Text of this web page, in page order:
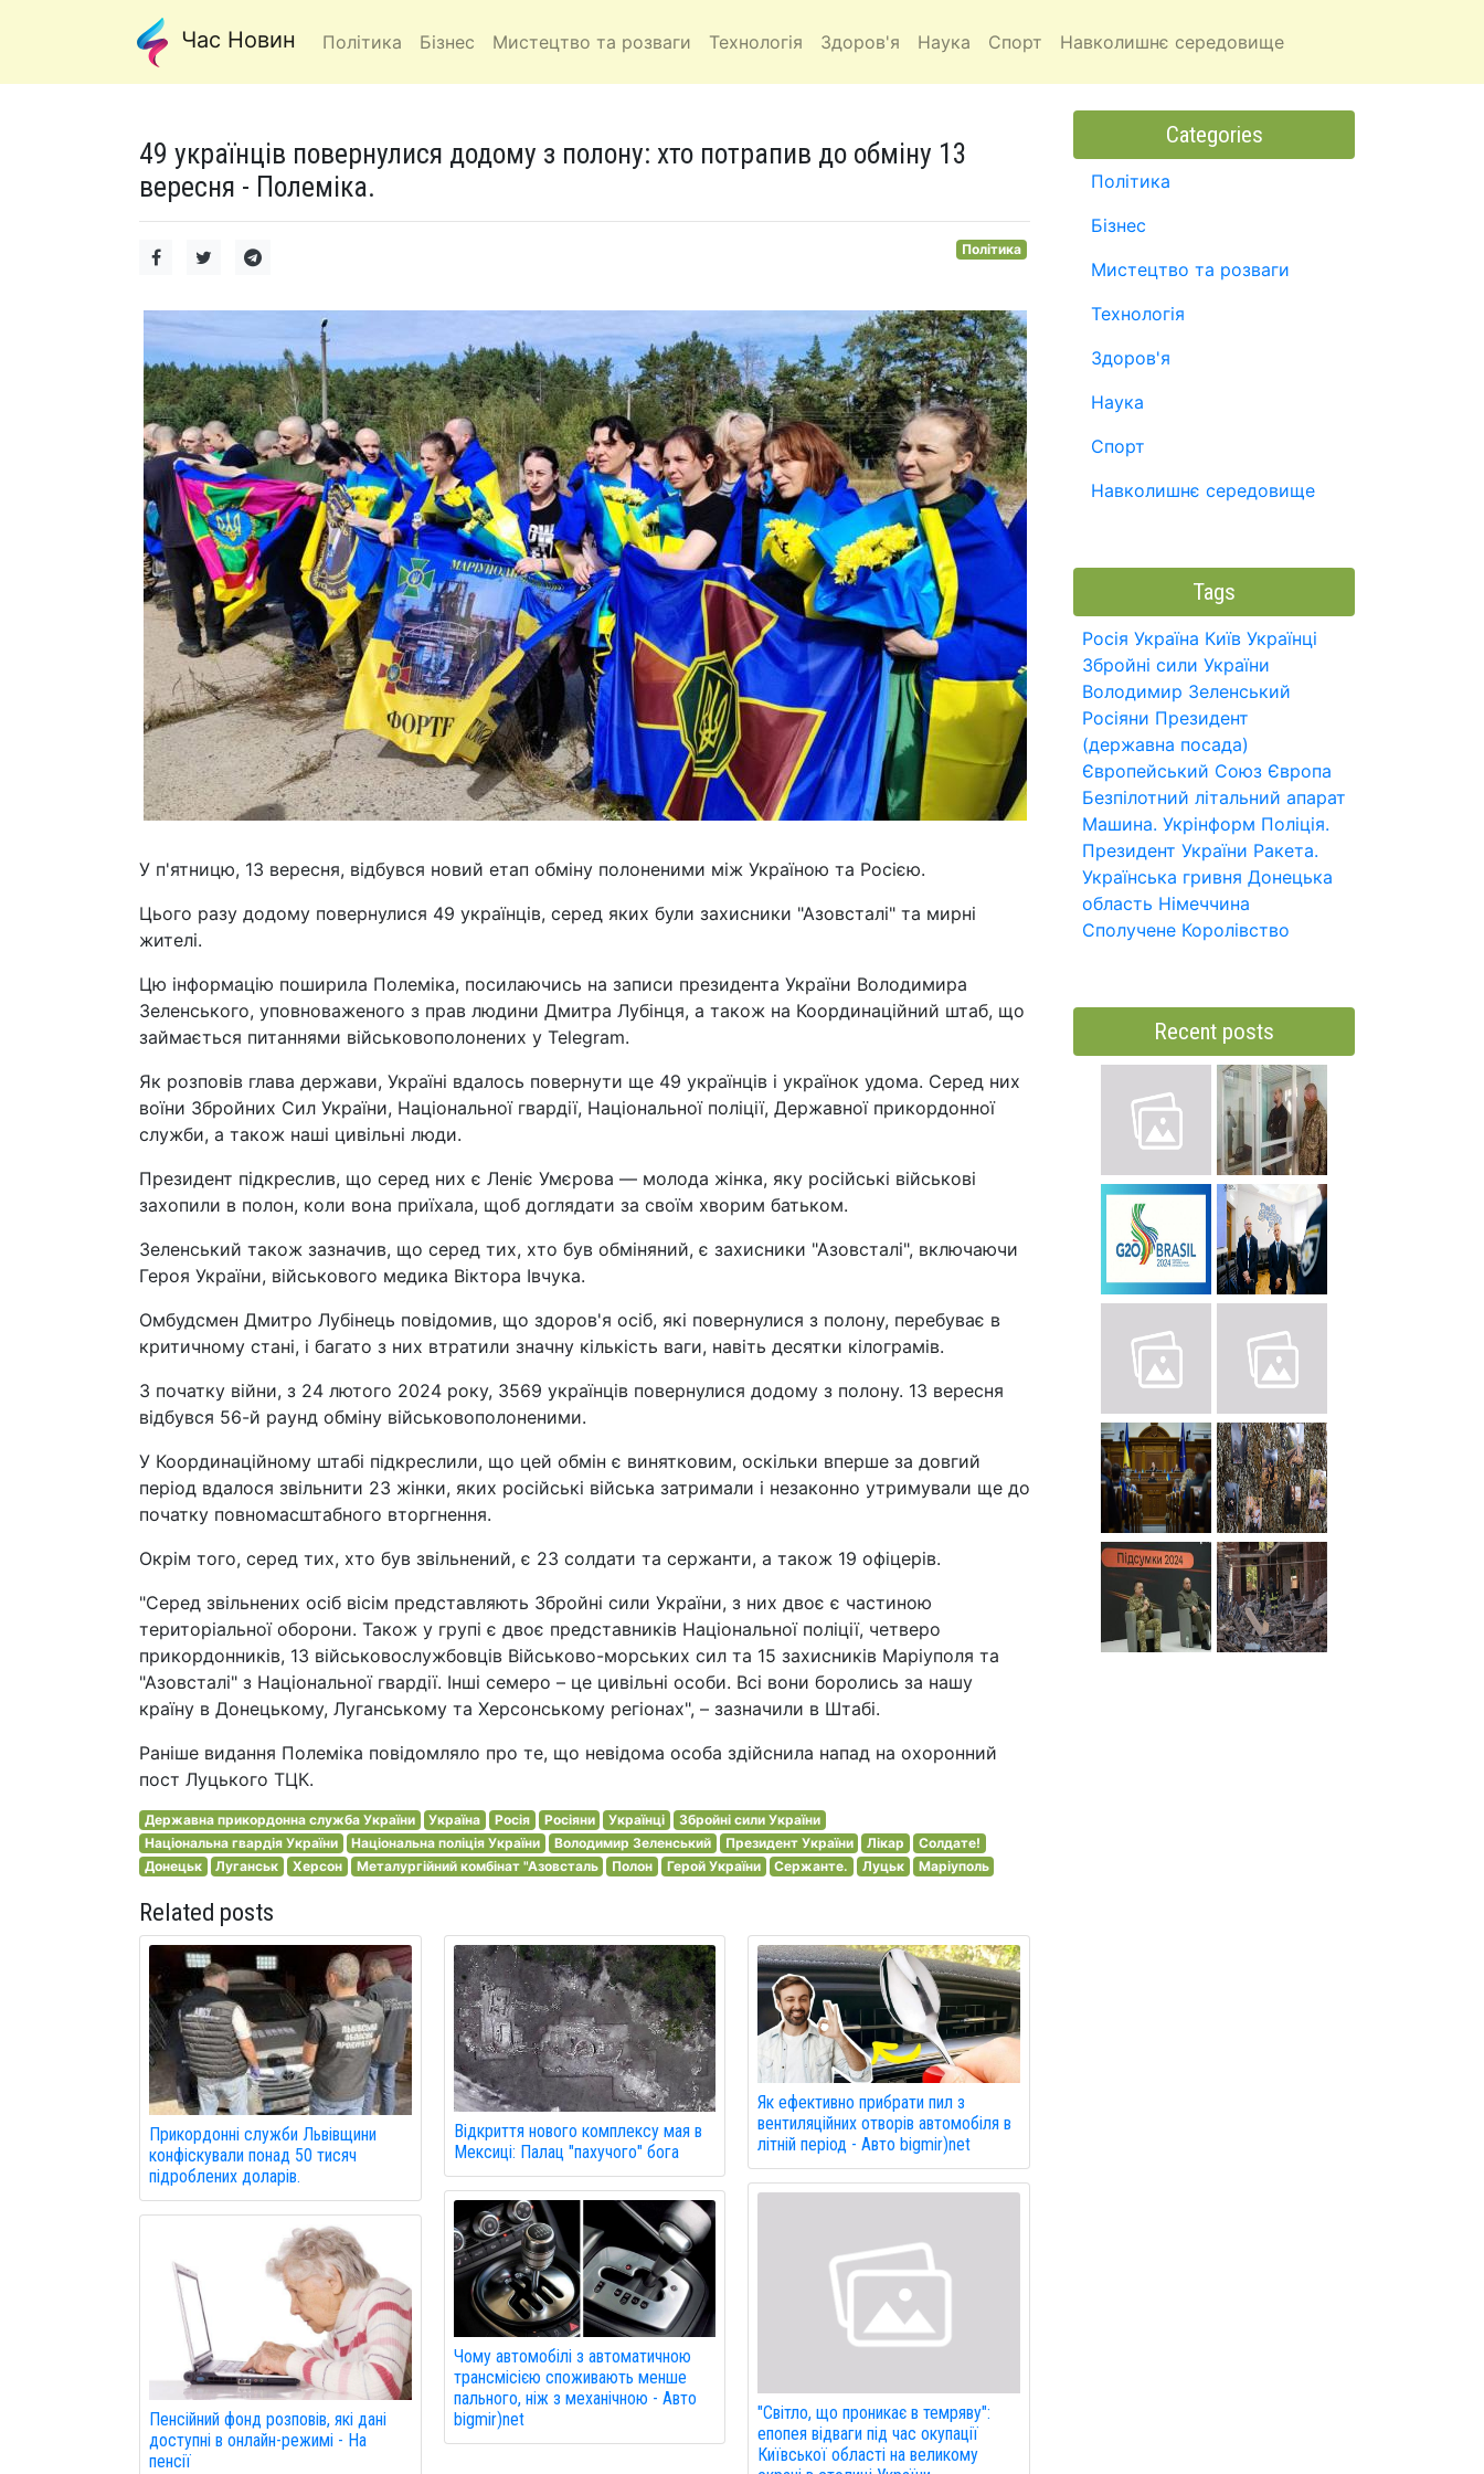
Час Новин Політика Бізнес Мистецтво та розваги Технологія Здоров'я Наука Спорт Навколишнє середовище
49 українців повернулися додому з полону: хто потрапив до обміну 13
вересня - Полеміка.
Політика
У п'ятницю, 13 вересня, відбувся новий етап обміну полоненими між Україною та Росією.
Цього разу додому повернулися 49 українців, серед яких були захисники "Азовсталі" та мирні
жителі.
Цю інформацію поширила Полеміка, посилаючись на записи президента України Володимира
Зеленського, уповноваженого з прав людини Дмитра Лубінця, а також на Координаційний штаб, що
займається питаннями військовополонених у Telegram.
Як розповів глава держави, Україні вдалось повернути ще 49 українців і українок удома. Серед них
воїни Збройних Сил України, Національної гвардії, Національної поліції, Державної прикордонної
служби, а також наші цивільні люди.
Президент підкреслив, що серед них є Леніє Умєрова — молода жінка, яку російські військові
захопили в полон, коли вона приїхала, щоб доглядати за своїм хворим батьком.
Зеленський також зазначив, що серед тих, хто був обміняний, є захисники "Азовсталі", включаючи
Героя України, військового медика Віктора Івчука.
Омбудсмен Дмитро Лубінець повідомив, що здоров'я осіб, які повернулися з полону, перебуває в
критичному стані, і багато з них втратили значну кількість ваги, навіть десятки кілограмів.
З початку війни, з 24 лютого 2024 року, 3569 українців повернулися додому з полону. 13 вересня
відбувся 56-й раунд обміну військовополоненими.
У Координаційному штабі підкреслили, що цей обмін є винятковим, оскільки вперше за довгий
період вдалося звільнити 23 жінки, яких російські війська затримали і незаконно утримували ще до
початку повномасштабного вторгнення.
Окрім того, серед тих, хто був звільнений, є 23 солдати та сержанти, а також 19 офіцерів.
"Серед звільнених осіб вісім представляють Збройні сили України, з них двоє є частиною
територіальної оборони. Також у групі є двоє представників Національної поліції, четверо
прикордонників, 13 військовослужбовців Військово-морських сил та 15 захисників Маріуполя та
"Азовсталі" з Національної гвардії. Інші семеро – це цивільні особи. Всі вони боролись за нашу
країну в Донецькому, Луганському та Херсонському регіонах", – зазначили в Штабі.
Раніше видання Полеміка повідомляло про те, що невідома особа здійснила напад на охоронний
пост Луцького ТЦК.
Державна прикордонна служба України Україна Росія Росіяни Українці
Збройні сили України
Національна гвардія України
Національна поліція України Володимир Зеленський Президент України Лікар
Солдате!
Донецьк
Луганськ Херсон Металургійний комбінат "Азовсталь Полон Герой України Сержанте. Луцьк Маріуполь
Related posts
Прикордонні служби Львівщини
конфіскували понад 50 тисяч
підроблених доларів.
Пенсійний фонд розповів, які дані
доступні в онлайн-режимі - На
пенсії
Відкриття нового комплексу мая в
Мексиці: Палац "пахучого" бога
Чому автомобілі з автоматичною
трансмісією споживають менше
пального, ніж з механічною - Авто
bigmir)net
Як ефективно прибрати пил з
вентиляційних отворів автомобіля в
літній період - Авто bigmir)net
"Світло, що проникає в темряву":
епопея відваги під час окупації
Київської області на великому
Categories
Політика
Бізнес
Мистецтво та розваги
Технологія
Здоров'я
Наука
Спорт
Навколишнє середовище
Tags
Росія Україна Київ Українці
Збройні сили України
Володимир Зеленський
Росіяни Президент
(державна посада)
Європейський Союз Європа
Безпілотний літальний апарат
Машина. Укрінформ Поліція.
Президент України Ракета.
Українська гривня Донецька
область Німеччина
Сполучене Королівство
Recent posts